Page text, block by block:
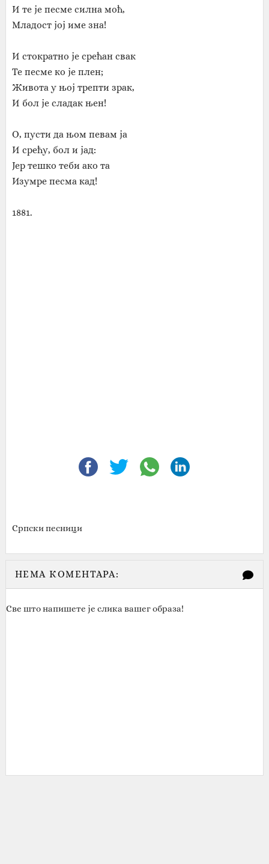
И те је песме силна моћ,
Младост јој име зна!
И стократно је срећан свак
Те песме ко је плен;
Живота у њој трепти зрак,
И бол је сладак њен!
О, пусти да њом певам ја
И срећу, бол и јад:
Јер тешко теби ако та
Изумре песма кад!
1881.
Српски песници
НЕМА КОМЕНТАРА:
Све што напишете је слика вашег образа!